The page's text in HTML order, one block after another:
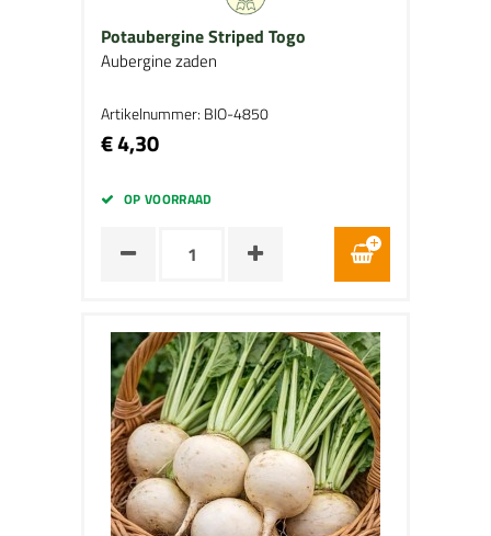
Potaubergine Striped Togo
Aubergine zaden
Artikelnummer: BIO-4850
€ 4,30
OP VOORRAAD